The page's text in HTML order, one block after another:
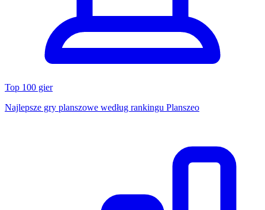
Top 100 gier
Najlepsze gry planszowe według rankingu Planszeo